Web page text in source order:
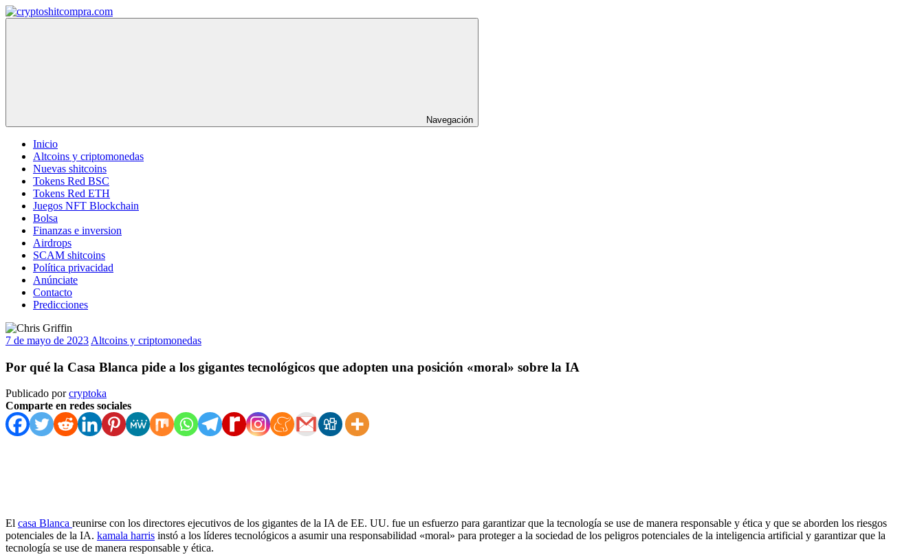
Saltar
al
Navegación
Inicio
Altcoins y criptomonedas
Nuevas shitcoins
Tokens Red BSC
Tokens Red ETH
Juegos NFT Blockchain
Bolsa
Finanzas e inversion
Airdrops
SCAM shitcoins
Política privacidad
Anúnciate
Contacto
Predicciones
7 de mayo de 2023 Altcoins y criptomonedas
Por qué la Casa Blanca pide a los gigantes tecnológicos que adopten una posición «moral» sobre la IA
Publicado porcryptoka
Comparte en redes sociales
El casa Blanca reunirse con los directores ejecutivos de los gigantes de la IA de EE. UU. fue un esfuerzo para garantizar que la tecnología se use de manera responsable y ética y que se aborden los riesgos
potenciales de la IA. kamala harris instó a los líderes tecnológicos a asumir una responsabilidad «moral» para proteger a la sociedad de los peligros potenciales de la inteligencia artificial y garantizar que la
tecnología se use de manera responsable y ética.